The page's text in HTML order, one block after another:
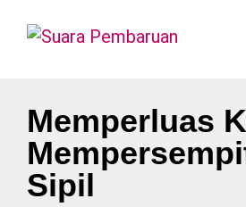
Memperluas
Sipil